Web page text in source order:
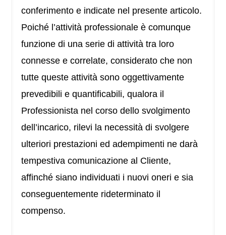
conferimento e indicate nel presente articolo.
Poiché l’attività professionale è comunque
funzione di una serie di attività tra loro
connesse e correlate, considerato che non
tutte queste attività sono oggettivamente
prevedibili e quantificabili, qualora il
Professionista nel corso dello svolgimento
dell’incarico, rilevi la necessità di svolgere
ulteriori prestazioni ed adempimenti ne darà
tempestiva comunicazione al Cliente,
affinché siano individuati i nuovi oneri e sia
conseguentemente rideterminato il
compenso.